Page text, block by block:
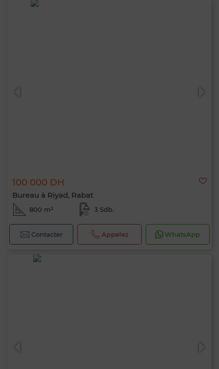
100 000 DH
Bureau à Riyad, Rabat
800 m² 3 Sdb.
Contacter Appelez WhatsApp